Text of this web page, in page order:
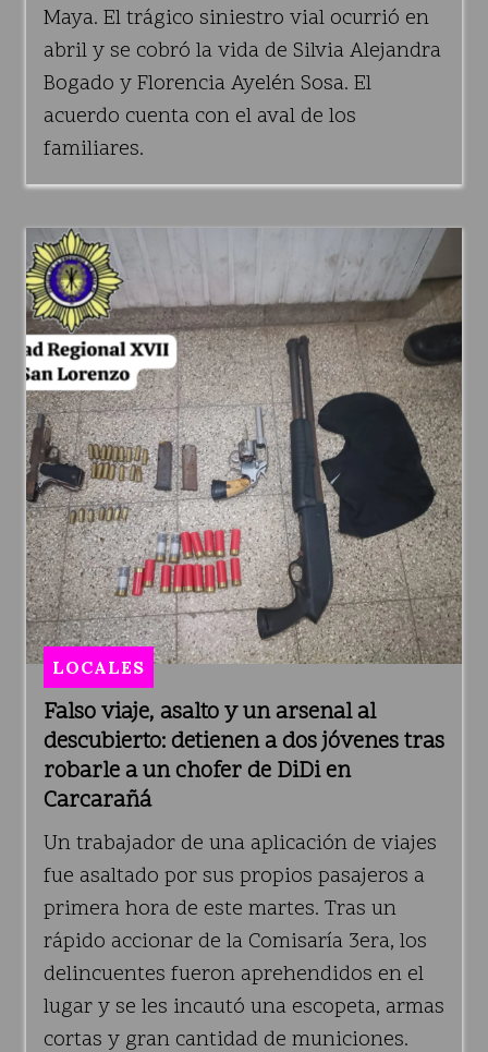
Maya. El trágico siniestro vial ocurrió en
abril y se cobró la vida de Silvia Alejandra
Bogado y Florencia Ayelén Sosa. El
acuerdo cuenta con el aval de los
familiares.
Falso viaje, asalto y un arsenal al
descubierto: detienen a dos jóvenes tras
robarle a un chofer de DiDi en
Carcarañá
LOCALES
Un trabajador de una aplicación de viajes
fue asaltado por sus propios pasajeros a
primera hora de este martes. Tras un
rápido accionar de la Comisaría 3era, los
delincuentes fueron aprehendidos en el
lugar y se les incautó una escopeta, armas
cortas y gran cantidad de municiones.